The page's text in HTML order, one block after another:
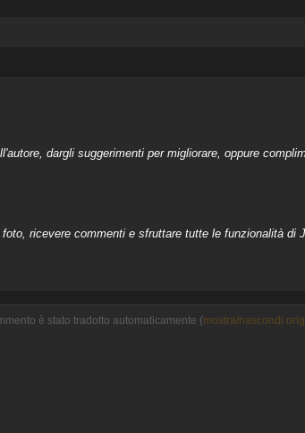
dargli suggerimenti per migliorare, oppure
ricevere commenti e sfruttare tutte le funzionalità di
è stato tradotto automaticamente (mostra/nascondi